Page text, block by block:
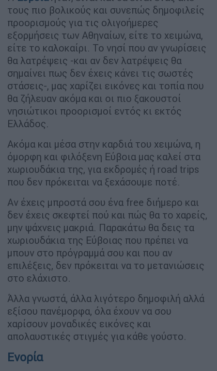
τους πιο βολικούς και συνεπώς δημοφιλείς
προορισμούς για τις ολιγοήμερες
εξορμήσεις των Αθηναίων, είτε το χειμώνα,
είτε το καλοκαίρι. Το νησί που αν γνωρίσεις
θα λατρέψεις -και αν δεν λατρέψεις θα
σημαίνει πως δεν έχεις κάνει τις σωστές
στάσεις-, μας χαρίζει εικόνες και τοπία που
θα ζήλευαν ακόμα και οι πιο ξακουστοί
νησιώτικοι προορισμοί εντός κι εκτός
Ελλάδος.
Ακόμα και μέσα στην καρδιά του χειμώνα, η
όμορφη και φιλόξενη Εύβοια μας καλεί στα
χωριουδάκια της, για εκδρομές ή road trips
που δεν πρόκειται να ξεχάσουμε ποτέ.
Αν έχεις μπροστά σου ένα free διήμερο και
δεν έχεις σκεφτεί πού και πώς θα το χαρείς,
μην ψάχνεις μακριά. Παρακάτω θα δεις τα
χωριουδάκια της Εύβοιας που πρέπει να
μπουν στο πρόγραμμά σου και που αν
επιλέξεις, δεν πρόκειται να το μετανιώσεις
στο ελάχιστο.
Άλλα γνωστά, άλλα λιγότερο δημοφιλή αλλά
εξίσου πανέμορφα, όλα έχουν να σου
χαρίσουν μοναδικές εικόνες και
απολαυστικές στιγμές για κάθε γούστο.
Ενορία